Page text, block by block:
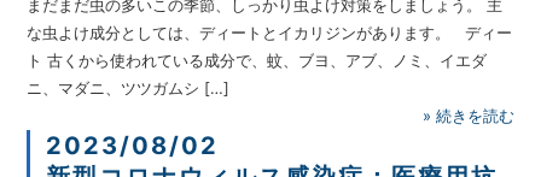
まだまだ虫の多いこの季節、しっかり虫よけ対策をしましょう。 主
な虫よけ成分としては、ディートとイカリジンがあります。 ディー
ト 古くから使われている成分で、蚊、ブヨ、アブ、ノミ、イエダ
ニ、マダニ、ツツガムシ […]
» 続きを読む
2023/08/02